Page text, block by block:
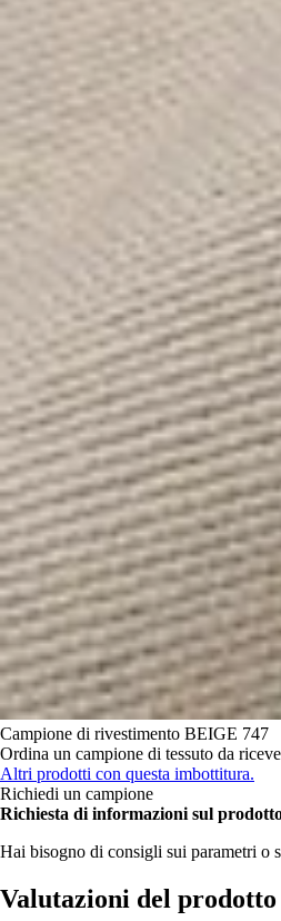
Campione di rivestimento BEIGE 747
Ordina un campione di tessuto da
Altri prodotti con questa imbottitura.
Richiedi un campione
Richiesta di informazioni sul
Hai bisogno di consigli sui parametri o
Valutazioni del prodotto